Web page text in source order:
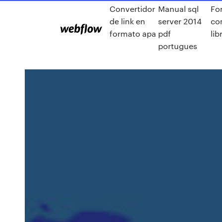
Convertidor
de link en
formato apa
Manual sql
server 2014
pdf
portugues